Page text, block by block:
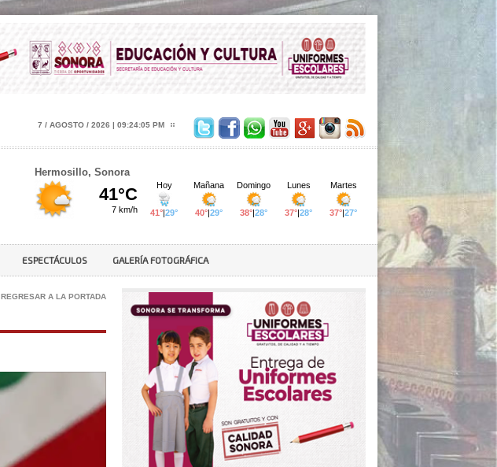
7 / AGOSTO / 2026 | 09:24:06 PM
Hermosillo, Sonora
ESPECTÁCULOS GALERÍA FOTOGRÁFICA
REGRESAR A LA PORTADA